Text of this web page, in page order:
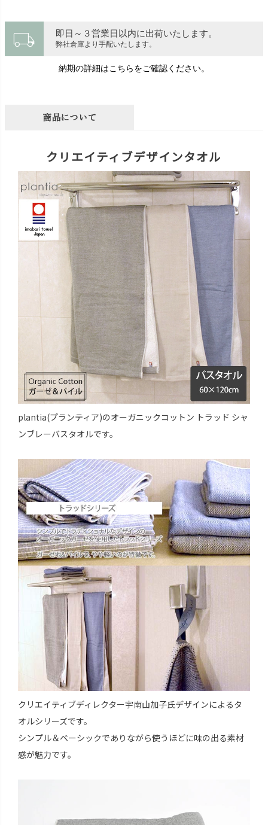
local_shipping 即日～３営業日以内に出荷いたします。
弊社倉庫より手配いたします。
納期の詳細はこちらをご確認ください。
商品について
クリエイティブデザインタオル
plantia(プランティア)のオーガニックコットン トラッド シャ
ンブレーバスタオルです。
クリエイティブディレクター宇南山加子氏デザインによるタ
オルシリーズです。
シンプル＆ベーシックでありながら使うほどに味の出る素材
感が魅力です。